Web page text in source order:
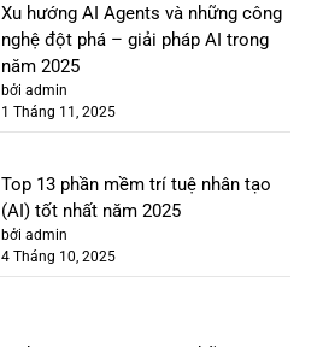
Xu hướng AI Agents và những công
nghệ đột phá – giải pháp AI trong
năm 2025
bởi admin
1 Tháng 11, 2025
Top 13 phần mềm trí tuệ nhân tạo
(AI) tốt nhất năm 2025
bởi admin
4 Tháng 10, 2025